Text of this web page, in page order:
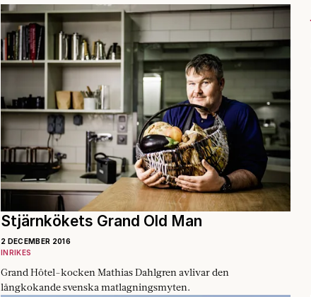
Stjärnkökets Grand Old Man
2 DECEMBER 2016
INRIKES
Grand Hôtel-kocken Mathias Dahlgren avlivar den
långkokande svenska matlagningsmyten.